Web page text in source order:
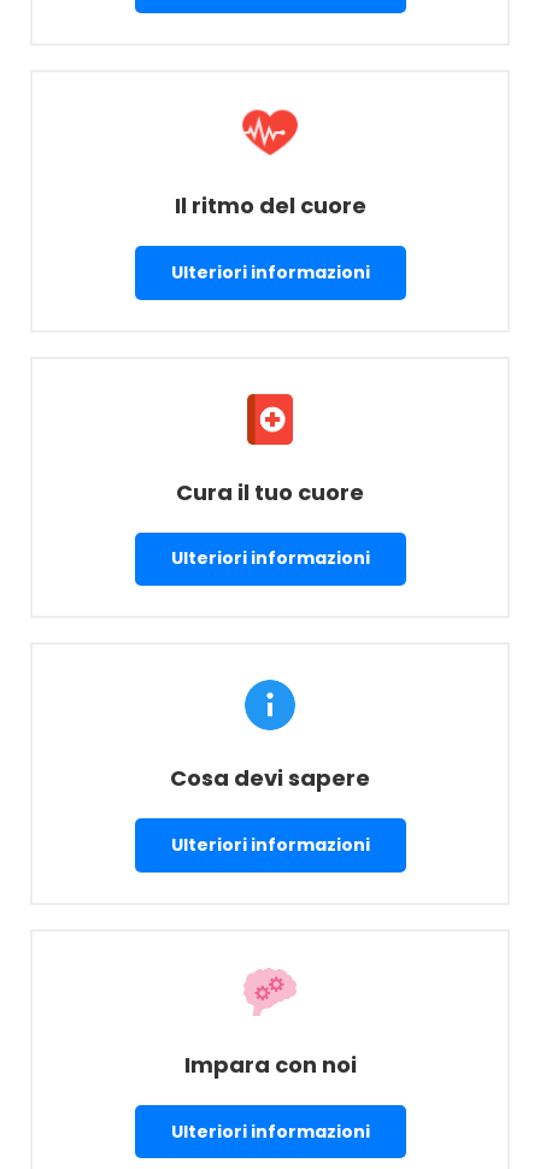
Il ritmo del cuore
Ulteriori informazioni
Cura il tuo cuore
Ulteriori informazioni
Cosa devi sapere
Ulteriori informazioni
Impara con noi
Ulteriori informazioni